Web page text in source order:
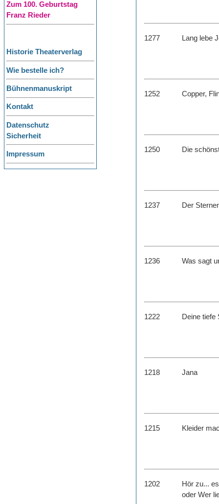
Zum 100. Geburtstag
Franz Rieder
Historie Theaterverlag
Wie bestelle ich?
Bühnenmanuskript
Kontakt
Datenschutz
Sicherheit
Impressum
1277 Lang lebe
1252 Copper,
1250 Die
1237 Der
1236 Was sagt
1222 Deine tiefe
1218 Jana
1215 Kleider
1202
Hör zu...
oder Wer